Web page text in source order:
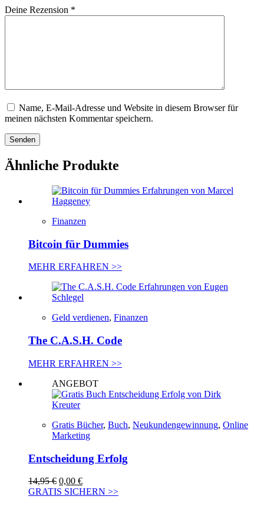
Deine Rezension *
Name, E-Mail-Adresse und Website in diesem Browser für
meinen nächsten Kommentar speichern.
Senden
Ähnliche Produkte
Finanzen
Bitcoin für Dummies
MEHR ERFAHREN >>
Geld verdienen, Finanzen
The C.A.S.H. Code
MEHR ERFAHREN >>
ANGEBOT
Gratis Bücher, Buch, Neukundengewinnung, Online
Marketing
Entscheidung Erfolg
14,95€ Ursprünglicher
Preis
0,00 €Aktueller
Preis
GRATIS SICHERN >>